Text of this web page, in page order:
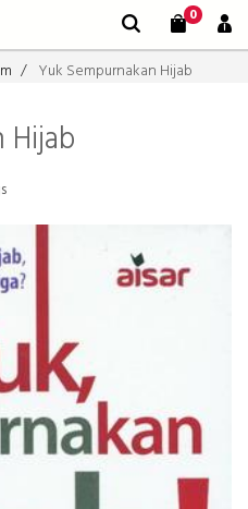
0
Yuk Sempurnakan Hijab
Hijab